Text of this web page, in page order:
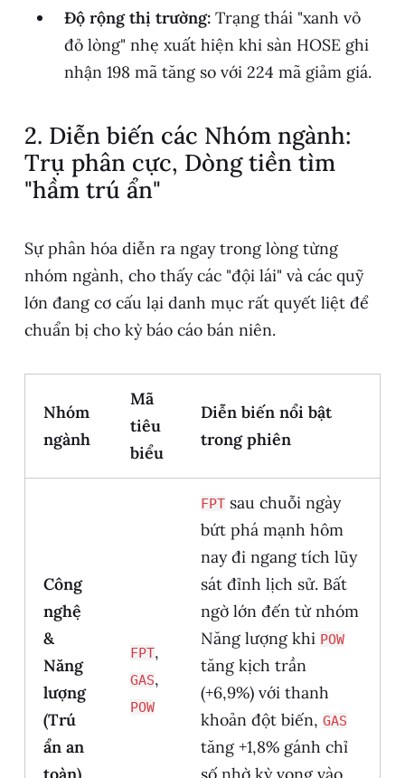
Độ rộng thị trường:Trạng thái "xanh vỏ
đỏ lòng" nhẹ xuất hiện khi sàn HOSE ghi
nhận 198 mã tăng so với 224 mã giảm giá.
2. Diễn biến các Nhóm ngành:
Trụ phân cực, Dòng tiền tìm
"hầm trú ẩn"
Sự phân hóa diễn ra ngay trong lòng từng
nhóm ngành, cho thấy các "đội lái" và các quỹ
lớn đang cơ cấu lại danh mục rất quyết liệt để
chuẩn bị cho kỳ báo cáo bán niên.
Nhóm
ngành
Mã
tiêu
biểu
Diễn biến nổi bật
trong phiên
Công
nghệ
&
Năng
lượng
(Trú
ẩn an
toàn)
FPT,
GAS,
POW
FPT sau chuỗi ngày
bứt phá mạnh hôm
nay đi ngang tích lũy
sát đỉnh lịch sử. Bất
ngờ lớn đến từ nhóm
Năng lượng khi POW
tăng kịch trần
(+6,9%) với thanh
khoản đột biến,GAS
tăng +1,8% gánh chỉ
số nhờ kỳ vọng vào